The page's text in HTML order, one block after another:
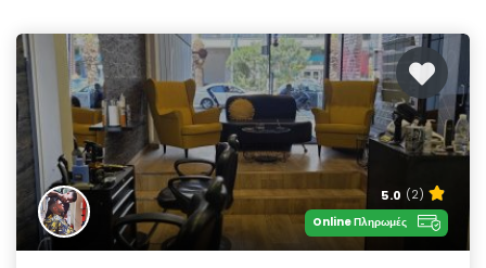
5.0 (2)
Online Πληρωμές